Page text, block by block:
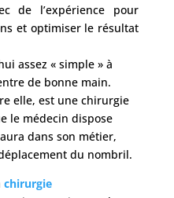
de l’expérience pour
et optimiser le résultat
assez « simple » à
de bonne main.
elle, est une chirurgie
le médecin dispose
dans son métier,
du nombril.
chirurgie